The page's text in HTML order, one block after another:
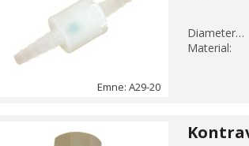
Emne: A29-20
Diameter 1 (mm):
Material: